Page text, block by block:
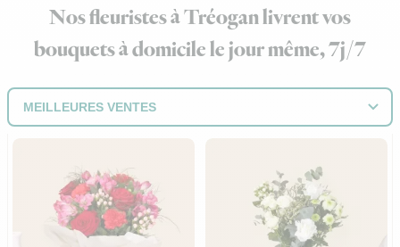
Nos fleuristes à Tréogan livrent vos
bouquets à domicile le jour même, 7j/7